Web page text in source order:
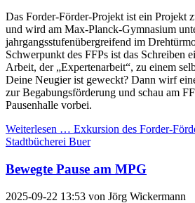
Das Forder-Förder-Projekt ist ein Projekt
und wird am Max-Planck-Gymnasium
jahrgangsstufenübergreifend im
Schwerpunkt des FFPs ist das Schreiben
Arbeit, der „Expertenarbeit“, zu einem
Deine Neugier ist geweckt? Dann wirf
zur Begabungsförderung und schau am
Pausenhalle vorbei.
Weiterlesen … Exkursion des Forder-
Stadtbücherei Buer
Bewegte Pause am MPG
2025-09-22 13:53 von Jörg Wickermann